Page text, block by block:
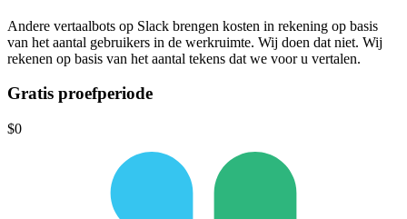
Andere vertaalbots op Slack brengen kosten in rekening op basis
van het aantal gebruikers in de werkruimte. Wij doen dat niet. Wij
rekenen op basis van het aantal tekens dat we voor u vertalen.
Gratis proefperiode
$0